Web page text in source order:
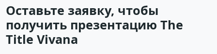
Оставьте заявку, чтобы
получить презентацию The
Title Vivana